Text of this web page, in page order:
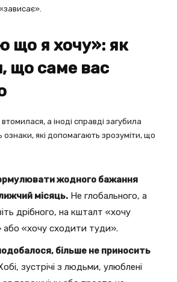
що я хочу»: як
що саме вас
а іноді справді загубила
ознаки, які допомагають зрозуміти, що
жодного бажання
місяць. Не глобального, а
дрібного, на кшталт «хочу
або «хочу сходити туди».
більше не приносить
зустрічі з людьми, улюблені